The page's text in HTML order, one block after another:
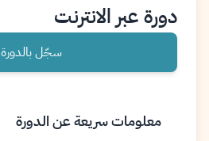
دورة عبر الانترنت
سجّل بالدورة
معلومات سريعة عن الدورة